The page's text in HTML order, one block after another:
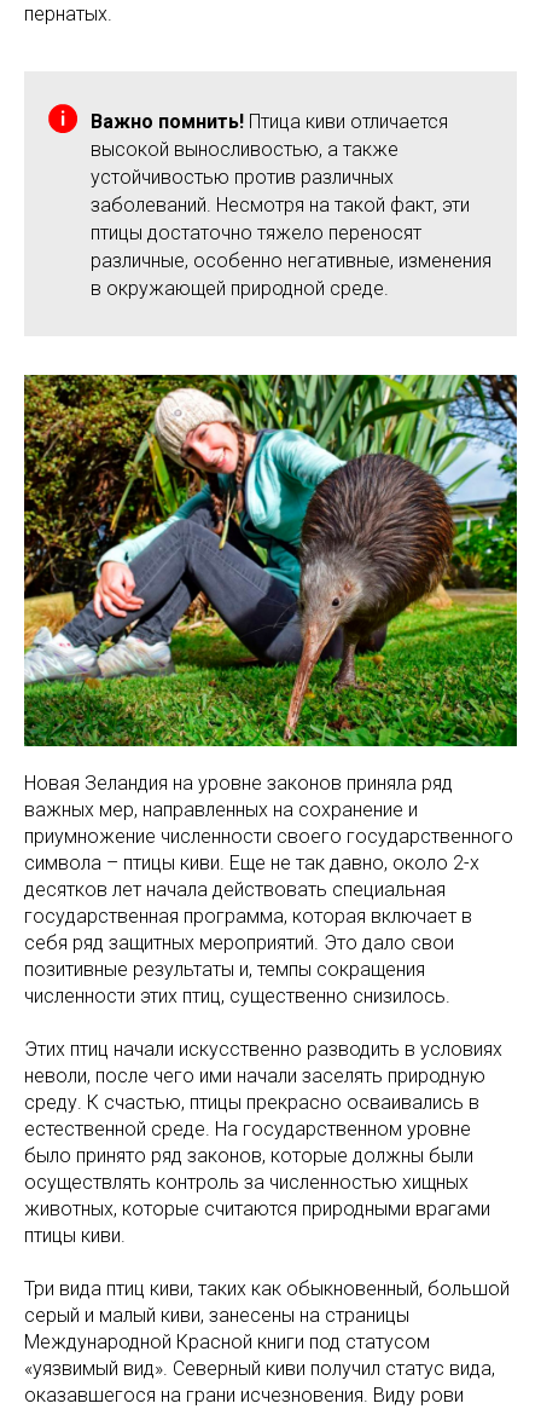
пернатых.
Важно помнить! Птица киви отличается
высокой выносливостью, а также
устойчивостью против различных
заболеваний. Несмотря на такой факт, эти
птицы достаточно тяжело переносят
различные, особенно негативные, изменения
в окружающей природной среде.
Новая Зеландия на уровне законов приняла ряд
важных мер, направленных на сохранение и
приумножение численности своего государственного
символа – птицы киви. Еще не так давно, около 2-х
десятков лет начала действовать специальная
государственная программа, которая включает в
себя ряд защитных мероприятий. Это дало свои
позитивные результаты и, темпы сокращения
численности этих птиц, существенно снизилось.
Этих птиц начали искусственно разводить в условиях
неволи, после чего ими начали заселять природную
среду. К счастью, птицы прекрасно осваивались в
естественной среде. На государственном уровне
было принято ряд законов, которые должны были
осуществлять контроль за численностью хищных
животных, которые считаются природными врагами
птицы киви.
Три вида птиц киви, таких как обыкновенный, большой
серый и малый киви, занесены на страницы
Международной Красной книги под статусом
«уязвимый вид». Северный киви получил статус вида,
оказавшегося на грани исчезновения. Виду рови